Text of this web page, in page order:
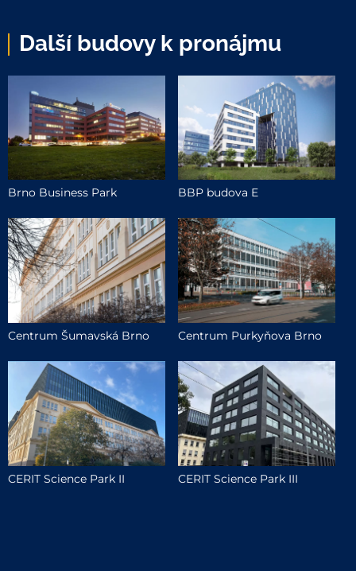
Další budovy k pronájmu
Brno Business Park BBP budova E
Centrum Šumavská Brno Centrum Purkyňova Brno
CERIT Science Park II CERIT Science Park III